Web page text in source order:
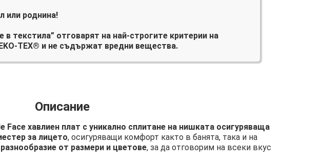
или роднина!
в текстила” отговарят на най-строгите критерии на
TEX® и не съдържат вредни вещества.
Описание
Face хавлиен плат с уникално сплитане на нишката осигуряваща
за лицето, осигуряващи комфорт както в банята, така и на
от размери и цветове, за да отговорим на всеки вкус